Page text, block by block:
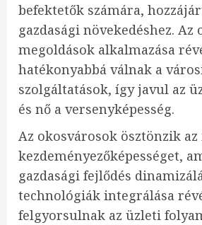
befektetők számára,
gazdasági növekedéshez. Az
megoldások alkalmazása
hatékonyabbá válnak a
szolgáltatások, így javul az
és nő a versenyképesség.
Az okosvárosok ösztönzik
kezdeményezőképességet,
gazdasági fejlődés
technológiák integrálása
felgyorsulnak az üzleti